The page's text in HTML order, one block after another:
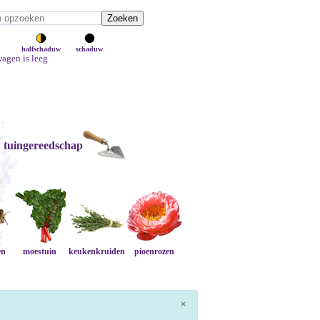
halfschaduw schaduw
is leeg
tuingereedschap
moestuin keukenkruiden pioenrozen
×